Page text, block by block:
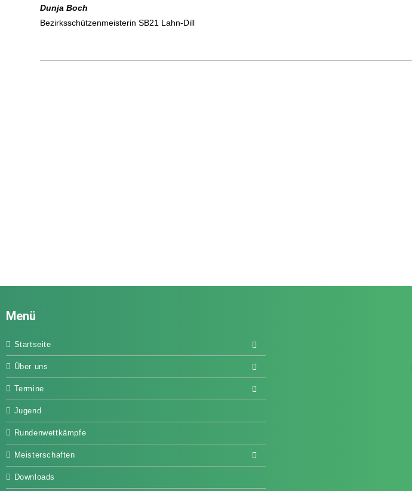
Dunja Boch
Bezirksschützenmeisterin SB21 Lahn-Dill
Menü
Startseite
Über uns
Termine
Jugend
Rundenwettkämpfe
Meisterschaften
Downloads